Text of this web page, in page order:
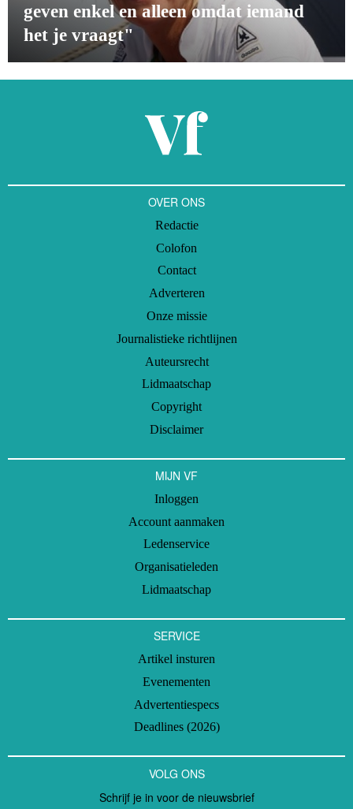
geven enkel en alleen omdat iemand
het je vraagt"
OVER ONS
Redactie
Colofon
Contact
Adverteren
Onze missie
Journalistieke richtlijnen
Auteursrecht
Lidmaatschap
Copyright
Disclaimer
MIJN VF
Inloggen
Account aanmaken
Ledenservice
Organisatieleden
Lidmaatschap
SERVICE
Artikel insturen
Evenementen
Advertentiespecs
Deadlines (2026)
VOLG ONS
Schrijf je in voor de nieuwsbrief